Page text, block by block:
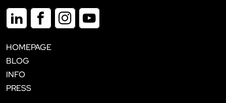
HOMEPAGE
BLOG
INFO
PRESS